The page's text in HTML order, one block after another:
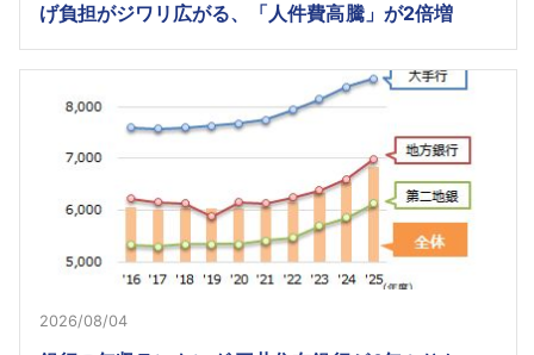
げ負担がジワリ広がる、「人件費高騰」が2倍増
2026/08/04